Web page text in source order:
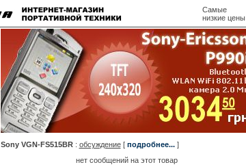
Самые
низкие цены
Sony VGN-FS515BR: обсуждение[ подробнее...]
нет сообщений на этот товар